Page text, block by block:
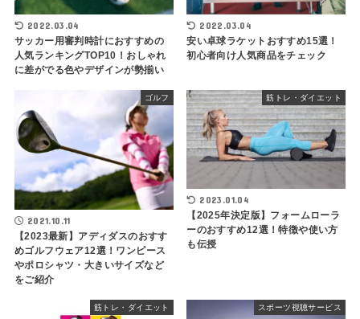
2022.03.04
サッカー用審判時計におすすめの
人気ランキングTOP10！おしゃれ
に差がでる色やデザインが勢揃い
2022.03.04
安い卓球ラケットおすすめ15選！
初心者向け人気商品をチェック
ゴルフ
2021.10.11
【2023最新】アディダスのおすす
めゴルフウェア12選！ワンピース
やポロシャツ・大きいサイズなど
をご紹介
筋トレ・ダイエット
2023.01.04
【2025年決定版】フォームローラ
ーのおすすめ12選！特徴や使い方
も伝授
筋トレ・ダイエット スポーツ視聴サービス